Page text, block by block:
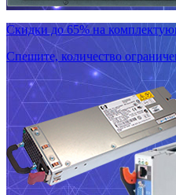
Скидки до 65% на
Спешите, количество